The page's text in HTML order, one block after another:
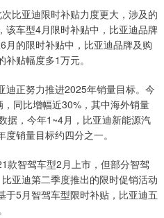
亚迪限时补贴力度更大，涉及的
该车型4月限时补贴中，比亚迪品牌
月的限时补贴中，比亚迪品牌及购
贴幅度多1万元。
正努力推进2025年销量目标。今
同比增幅近30%，其中海外销量
据，今年1~4月，比亚迪新能源汽
销量目标约四分之一。
智驾车型2月上市，但部分智驾
亚迪第二季度推出的限时促销活动
于5月智驾车型限时补贴，比亚迪五